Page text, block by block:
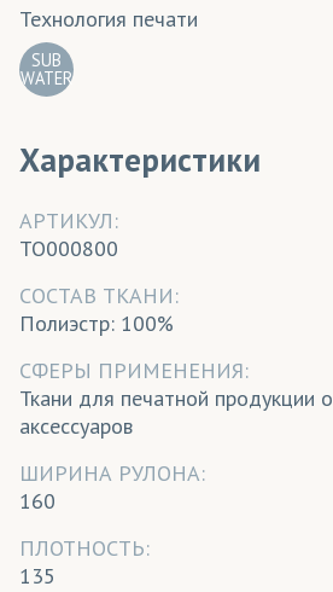
Технология печати
SUB
WATER
Характеристики
АРТИКУЛ:
TO000800
CОСТАВ ТКАНИ:
Полиэстр: 100%
СФЕРЫ ПРИМЕНЕНИЯ:
Ткани для печатной
аксессуаров
ШИРИНА РУЛОНА:
160
ПЛОТНОСТЬ:
135